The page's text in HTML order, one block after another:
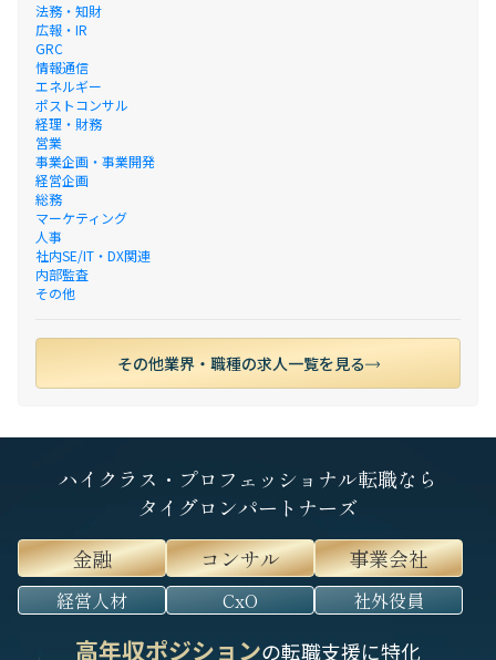
法務・知財
広報・IR
GRC
情報通信
エネルギー
ポストコンサル
経理・財務
営業
事業企画・事業開発
経営企画
総務
マーケティング
人事
社内SE/IT・DX関連
内部監査
その他
その他業界・職種の求人一覧を見る
ハイクラス・プロフェッショナル転職なら
タイグロンパートナーズ
金融
コンサル 事業会社
経営人材 CxO 社外役員
高年収ポジションの転職支援に特化